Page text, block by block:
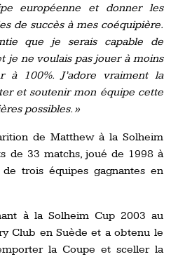
européenne et donner les
de succès à mes coéquipière.
que je serais capable de
je ne voulais pas jouer à moins
100%. J’adore vraiment la
et soutenir mon équipe cette
possibles. »
de Matthew à la Solheim
de 33 matchs, joué de 1998 à
trois équipes gagnantes en
à la Solheim Cup 2003 au
Club en Suède et a obtenu le
la Coupe et sceller la